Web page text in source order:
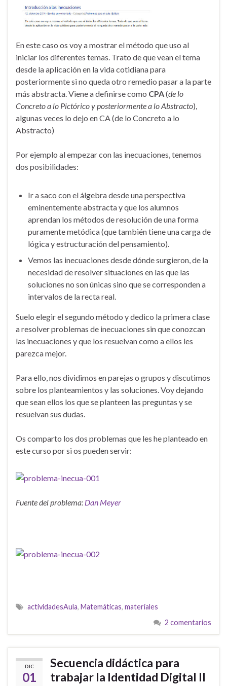
En este caso os voy a mostrar el método que uso al
iniciar los diferentes temas. Trato de que vean el tema
desde la aplicación en la vida cotidiana para
posteriormente si no queda otro remedio pasar a la parte
más abstracta. Viene a definirse como CPA(de lo
Concreto a lo Pictórico y posteriormente a lo Abstracto),
algunas veces lo dejo en CA (de lo Concreto a lo
Abstracto)
Por ejemplo al empezar con las inecuaciones, tenemos
dos posibilidades:
Ir a saco con el álgebra desde una perspectiva
eminentemente abstracta y que los alumnos
aprendan los métodos de resolución de una forma
puramente metódica (que también tiene una carga de
lógica y estructuración del pensamiento).
Vemos las inecuaciones desde dónde surgieron, de la
necesidad de resolver situaciones en las que las
soluciones no son únicas sino que se corresponden a
intervalos de la recta real.
Suelo elegir el segundo método y dedico la primera clase
a resolver problemas de inecuaciones sin que conozcan
las inecuaciones y que los resuelvan como a ellos les
parezca mejor.
Para ello, nos dividimos en parejas o grupos y discutimos
sobre los planteamientos y las soluciones. Voy dejando
que sean ellos los que se planteen las preguntas y se
resuelvan sus dudas.
Os comparto los dos problemas que les he planteado en
este curso por si os pueden servir:
Fuente del problema: Dan Meyer
actividadesAula, Matemáticas, materiales
2 comentarios
DIC
01
Secuencia didáctica para
trabajar la Identidad Digital II